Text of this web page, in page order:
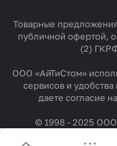
Товарные
публичной офертой,
(2)
ООО «АйТиСтом»
сервисов и
даете согласие
© 1998 - 2025